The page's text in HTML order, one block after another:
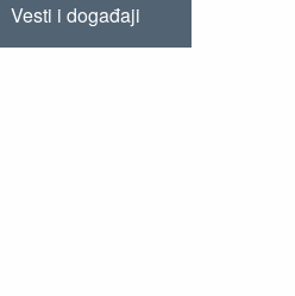
Vesti i događaji